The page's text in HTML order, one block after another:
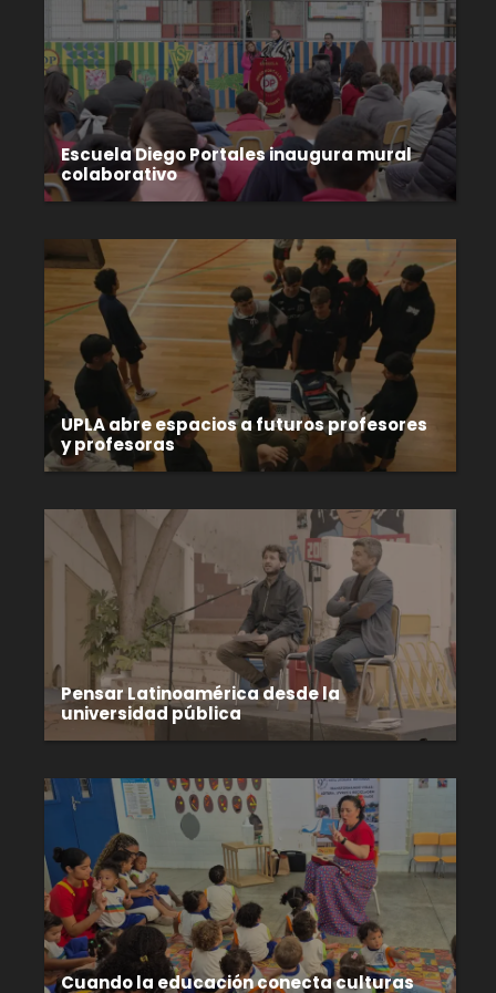
Escuela Diego Portales inaugura mural
colaborativo
UPLA abre espacios a futuros profesores
y profesoras
Pensar Latinoamérica desde la
universidad pública
Cuando la educación conecta culturas